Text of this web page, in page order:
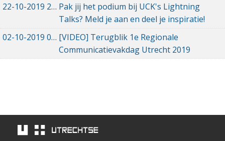
22-10-2019 22-10-2019 13:56
Pak jij het podium bij UCK's Lightning
Talks? Meld je aan en deel je inspiratie!
02-10-2019 02-10-2019 23:02
[VIDEO] Terugblik 1e Regionale
Communicatievakdag Utrecht 2019